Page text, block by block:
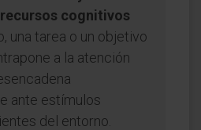
cognitivos
una tarea o un objetivo
a la atención
ante estímulos
del entorno.